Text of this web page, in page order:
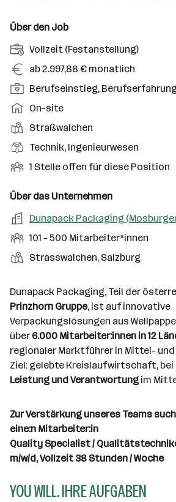
Über den Job
A
n
t
e
l
u
n
s
r
t
Vollzeit (Festanstellung)
G
e
h
a
l
t
ab 2.997,88 € monatlich
P
o
i
t
i
n
e
b
n
Berufseinstieg,
A
r
b
e
i
s
m
o
d
e
On-site
D
i
n
t
o
t
Straßwalchen
B
e
u
s
f
l
e
r
Technik, Ingenieurwesen
O
f
n
e
S
l
l
e
n
1 Stelle offen für diese Position
Über das Unternehmen
A
r
e
t
g
e
b
e
r
Dunapack Packaging
M
i
t
r
b
e
i
t
e
r
i
n
n
e
a
101 - 500 Mitarbeiter*innen
S
a
n
d
o
r
t
e
Strasswalchen, Salzburg
Dunapack Packaging, Teil der
Prinzhorn Gruppe, ist auf innovative
Verpackungslösungen aus
über 6.000 Mitarbeiter:innen in 12
regionaler Marktführer in Mittel- und
Ziel: gelebte Kreislaufwirtschaft, bei
Leistung und Verantwortung im
Zur Verstärkung unseres Teams
eine:n Mitarbeiter:in
Quality Specialist /
m/w/d, Vollzeit 38 Stunden / Woche
YOU WILL. IHRE AUFGABEN